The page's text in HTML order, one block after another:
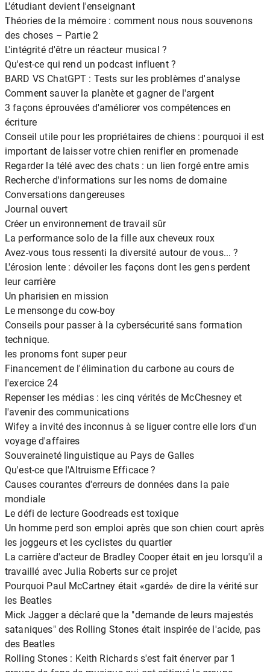
L'étudiant devient l'enseignant
Théories de la mémoire : comment nous nous souvenons
des choses – Partie 2
L'intégrité d'être un réacteur musical ?
Qu'est-ce qui rend un podcast influent ?
BARD VS ChatGPT : Tests sur les problèmes d'analyse
Comment sauver la planète et gagner de l'argent
3 façons éprouvées d'améliorer vos compétences en
écriture
Conseil utile pour les propriétaires de chiens : pourquoi il est
important de laisser votre chien renifler en promenade
Regarder la télé avec des chats : un lien forgé entre amis
Recherche d'informations sur les noms de domaine
Conversations dangereuses
Journal ouvert
Créer un environnement de travail sûr
La performance solo de la fille aux cheveux roux
Avez-vous tous ressenti la diversité autour de vous... ?
L'érosion lente : dévoiler les façons dont les gens perdent
leur carrière
Un pharisien en mission
Le mensonge du cow-boy
Conseils pour passer à la cybersécurité sans formation
technique.
les pronoms font super peur
Financement de l'élimination du carbone au cours de
l'exercice 24
Repenser les médias : les cinq vérités de McChesney et
l'avenir des communications
Wifey a invité des inconnus à se liguer contre elle lors d'un
voyage d'affaires
Souveraineté linguistique au Pays de Galles
Qu'est-ce que l'Altruisme Efficace ?
Causes courantes d'erreurs de données dans la paie
mondiale
Le défi de lecture Goodreads est toxique
Un homme perd son emploi après que son chien court après
les joggeurs et les cyclistes du quartier
La carrière d'acteur de Bradley Cooper était en jeu lorsqu'il a
travaillé avec Julia Roberts sur ce projet
Pourquoi Paul McCartney était «gardé» de dire la vérité sur
les Beatles
Mick Jagger a déclaré que la "demande de leurs majestés
sataniques" des Rolling Stones était inspirée de l'acide, pas
des Beatles
Rolling Stones : Keith Richards s'est fait énerver par 1